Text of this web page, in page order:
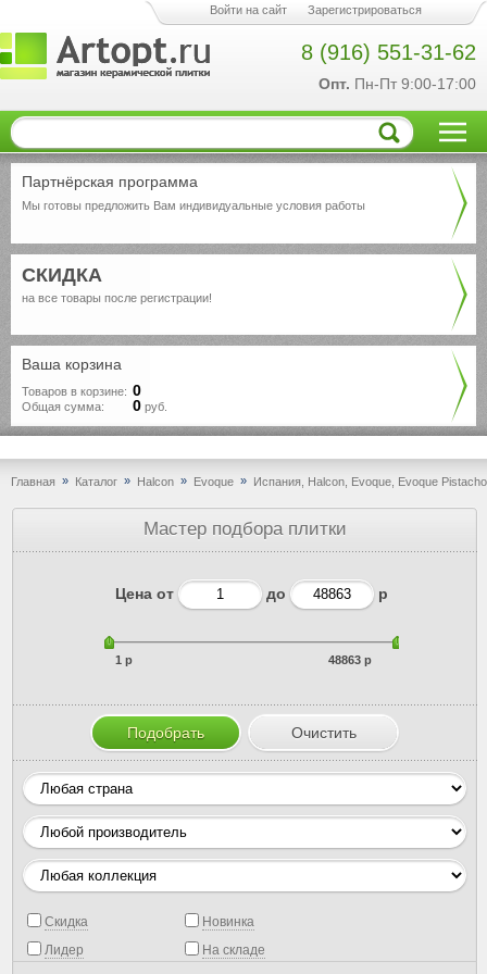
Войти на сайт Зарегистрироваться
8 (916) 551-31-62
Опт. Пн-Пт 9:00-17:00
Партнёрская программа
Мы готовы предложить Вам индивидуальные условия работы
СКИДКА
на все товары после регистрации!
Ваша корзина
Товаров в корзине: 0
Общая сумма: 0 руб.
Главная » Каталог » Halcon » Evoque » Испания, Halcon, Evoque, Evoque Pistacho
Мастер подбора плитки
Цена от до р
1 р 48863 р
Скидка
Новинка
Лидер
На складе